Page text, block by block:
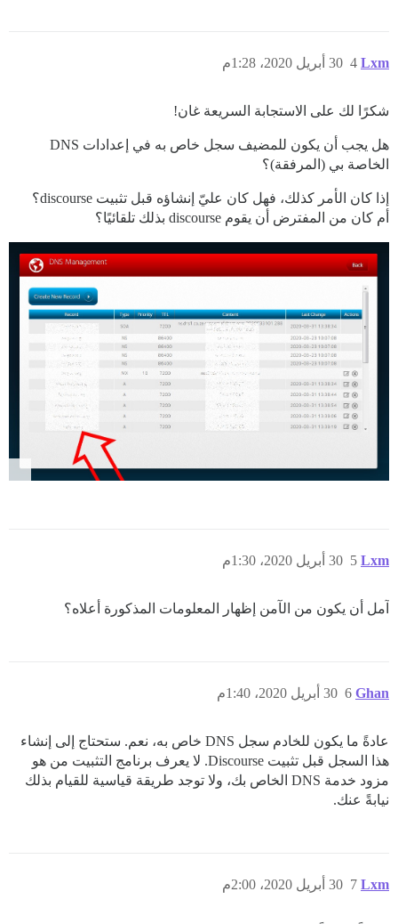
Lxm 30 أبريل 2020، 1:28م 4
شكرًا لك على الاستجابة السريعة غان!
هل يجب أن يكون للمضيف سجل خاص به في إعدادات DNS
الخاصة بي (المرفقة)؟
إذا كان الأمر كذلك، فهل كان عليّ إنشاؤه قبل تثبيت discourse؟
أم كان من المفترض أن يقوم discourse بذلك تلقائيًا؟
Lxm 30 أبريل 2020، 1:30م 5
آمل أن يكون من الآمن إظهار المعلومات المذكورة أعلاه؟
Ghan 30 أبريل 2020، 1:40م 6
عادةً ما يكون للخادم سجل DNS خاص به، نعم. ستحتاج إلى إنشاء
هذا السجل قبل تثبيت Discourse. لا يعرف برنامج التثبيت من هو
مزود خدمة DNS الخاص بك، ولا توجد طريقة قياسية للقيام بذلك
نيابةً عنك.
Lxm 30 أبريل 2020، 2:00م 7